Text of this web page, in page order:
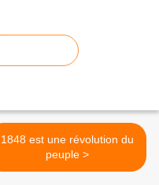
1848 est une révolution du
peuple >